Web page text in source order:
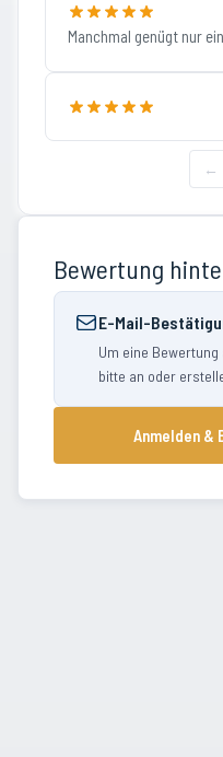
Manchmal genügt nur
←
Bewertung
E-Mail-
Um eine
bitte an oder
Anmelden &